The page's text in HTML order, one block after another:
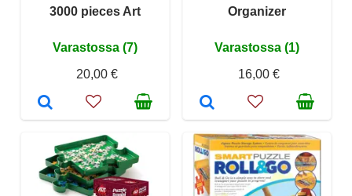
3000 pieces Art
Varastossa (7)
20,00 €
Organizer
Varastossa (1)
16,00 €